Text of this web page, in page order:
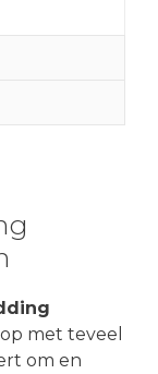
met teveel
om en